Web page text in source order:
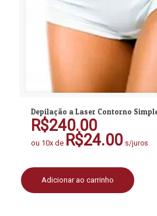
Depilação a Laser Contorno
R$240.00
ou 10x de R$24.00 s/juros
Adicionar ao carrinho